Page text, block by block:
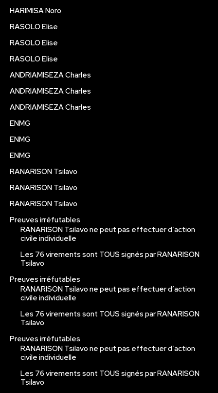
HARIMISA Noro
RASOLO Elise
RASOLO Elise
RASOLO Elise
ANDRIAMISEZA Charles
ANDRIAMISEZA Charles
ANDRIAMISEZA Charles
ENMG
ENMG
ENMG
RANARISON Tsilavo
RANARISON Tsilavo
RANARISON Tsilavo
Preuves irréfutables
RANARISON Tsilavo ne peut pas effectuer d’action
civile individuelle
Les 76 virements sont TOUS signés par RANARISON
Tsilavo
Preuves irréfutables
RANARISON Tsilavo ne peut pas effectuer d’action
civile individuelle
Les 76 virements sont TOUS signés par RANARISON
Tsilavo
Preuves irréfutables
RANARISON Tsilavo ne peut pas effectuer d’action
civile individuelle
Les 76 virements sont TOUS signés par RANARISON
Tsilavo